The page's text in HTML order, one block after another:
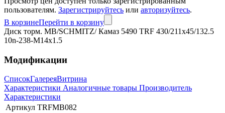
пользователям. Зарегистрируйтесь или авторизуйтесь.
В корзинеПерейти в корзину
Диск торм. MB/SCHMITZ/ Камаз 5490 TRF 430/211x45/132.5
10n-238-M14x1.5
Модификации
СписокГалереяВитрина
Характеристики Аналогичные товары Производитель
Характеристики
Артикул TRFMB082